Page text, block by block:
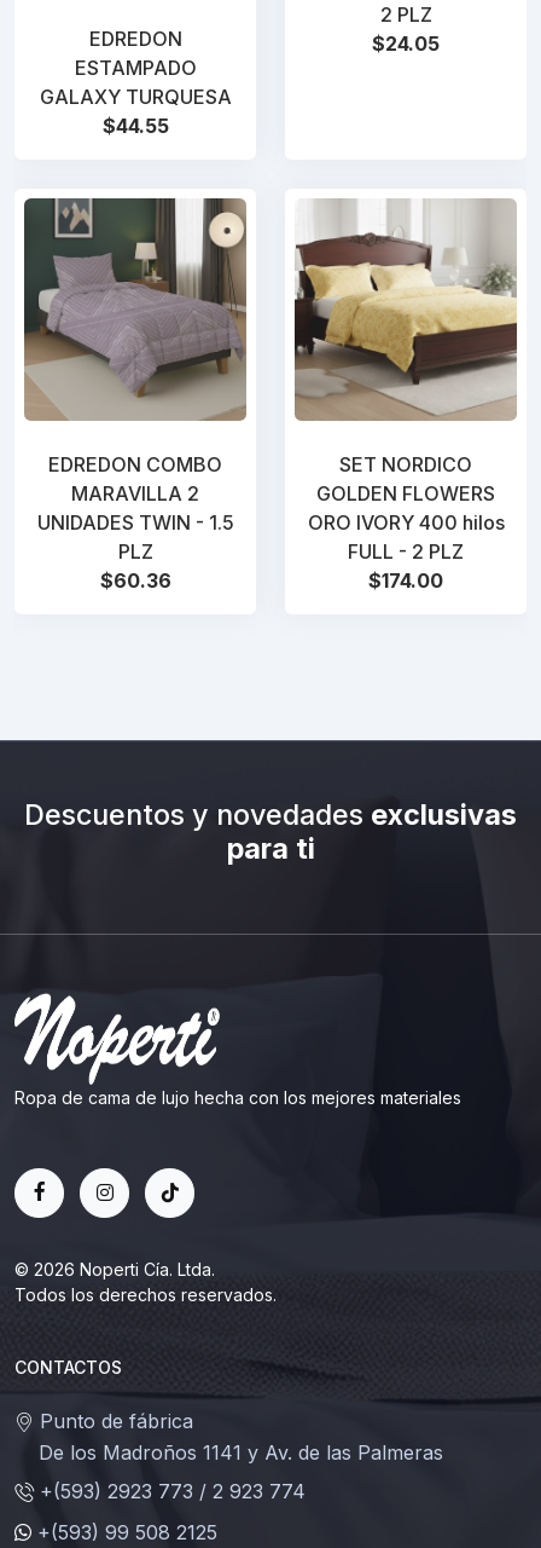
EDREDON
ESTAMPADO
GALAXY TURQUESA
$44.55
2 PLZ
$24.05
EDREDON COMBO
MARAVILLA 2
UNIDADES TWIN - 1.5
PLZ
$60.36
SET NORDICO
GOLDEN FLOWERS
ORO IVORY 400 hilos
FULL - 2 PLZ
$174.00
Descuentos y novedades exclusivas
para ti
Ropa de cama de lujo hecha con los mejores materiales
© 2026 Noperti Cía. Ltda.
Todos los derechos reservados.
CONTACTOS
Punto de fábrica
De los Madroños 1141 y Av. de las Palmeras
+(593) 2923 773 / 2 923 774
+(593) 99 508 2125